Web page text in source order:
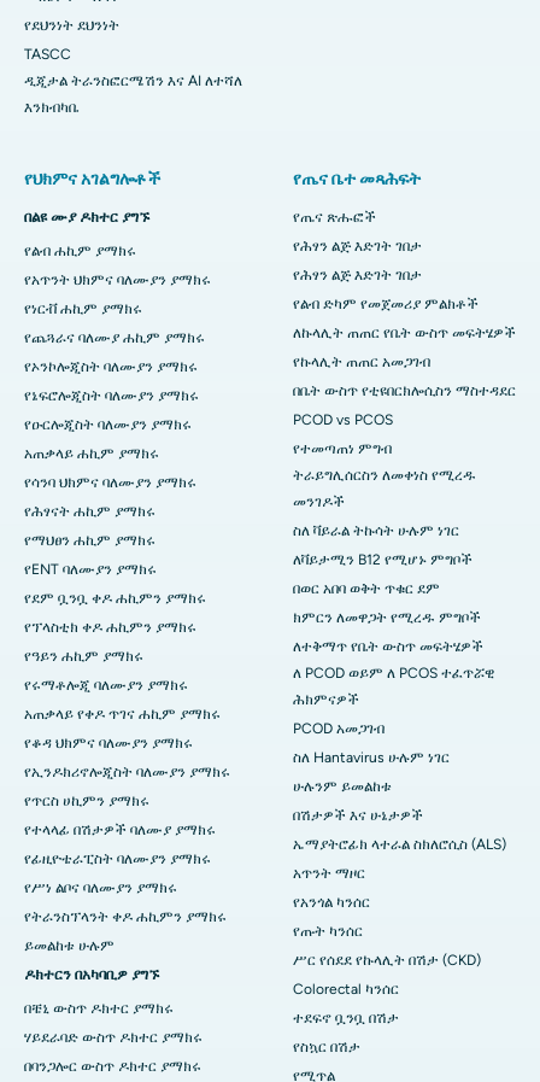
የደህንነት ደህንነት
TASCC
ዲጂታል ትራንስፎርሜሽን እና AI ለተሻለ
እንክብካቤ
የህክምና አገልግሎቶች
በልዩ ሙያ ዶክተር ያግኙ
የልብ ሐኪም ያማክሩ
የአጥንት ህክምና ባለሙያን ያማክሩ
የነርቭ ሐኪም ያማክሩ
የጨጓራና ባለሙያ ሐኪም ያማክሩ
የኦንኮሎጂስት ባለሙያን ያማክሩ
የኔፍሮሎጂስት ባለሙያን ያማክሩ
የዑርሎጂስት ባለሙያን ያማክሩ
አጠቃላይ ሐኪም ያማክሩ
የሳንባ ህክምና ባለሙያን ያማክሩ
የሕፃናት ሐኪም ያማክሩ
የማህፀን ሐኪም ያማክሩ
የENT ባለሙያን ያማክሩ
የደም ቧንቧ ቀዶ ሐኪምን ያማክሩ
የፕላስቲክ ቀዶ ሐኪምን ያማክሩ
የዓይን ሐኪም ያማክሩ
የሩማቶሎጂ ባለሙያን ያማክሩ
አጠቃላይ የቀዶ ጥገና ሐኪም ያማክሩ
የቆዳ ህክምና ባለሙያን ያማክሩ
የኢንዶክሪኖሎጂስት ባለሙያን ያማክሩ
የጥርስ ሀኪምን ያማክሩ
የተላላፊ በሽታዎች ባለሙያ ያማክሩ
የፊዚዮቴራፒስት ባለሙያን ያማክሩ
የሥነ ልቦና ባለሙያን ያማክሩ
የትራንስፕላንት ቀዶ ሐኪምን ያማክሩ
ይመልከቱ ሁሉም
ዶክተርን በአካባቢዎ ያግኙ
በቼኒ ውስጥ ዶክተር ያማክሩ
ሃይደራባድ ውስጥ ዶክተር ያማክሩ
በባንጋሎር ውስጥ ዶክተር ያማክሩ
የጤና ቤተ መጻሕፍት
የጤና ጽሑፎች
የሕፃን ልጅ እድገት ገበታ
የሕፃን ልጅ እድገት ገበታ
የልብ ድካም የመጀመሪያ ምልክቶች
ለኩላሊት ጠጠር የቤት ውስጥ መፍትሄዎች
የኩላሊት ጠጠር አመጋገብ
በቤት ውስጥ የቲዩበርክሎሲስን ማስተዳደር
PCOD vs PCOS
የተመጣጠነ ምግብ
ትራይግሊሰርስን ለመቀነስ የሚረዱ
መንገዶች
ስለ ቫይራል ትኩሳት ሁሉም ነገር
ለቫይታሚን B12 የሚሆኑ ምግቦች
በወር አበባ ወቅት ጥቁር ደም
ክምርን ለመዋጋት የሚረዱ ምግቦች
ለተቅማጥ የቤት ውስጥ መፍትሄዎች
ለ PCOD ወይም ለ PCOS ተፈጥሯዊ
ሕክምናዎች
PCOD አመጋገብ
ስለ Hantavirus ሁሉም ነገር
ሁሉንም ይመልከቱ
በሽታዎች እና ሁኔታዎች
ኤማያትሮፊክ ላተራል ስክለሮሲስ (ALS)
አጥንት ማዞር
የአንጎል ካንሰር
የጡት ካንሰር
ሥር የሰደደ የኩላሊት በሽታ (CKD)
Colorectal ካንሰር
ተደፍኖ ቧንቧ በሽታ
የስኳር በሽታ
የሚጥል